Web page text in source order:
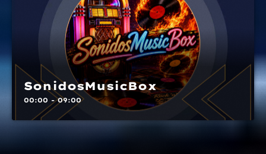
SonidosMusicBox
00:00 - 09:00